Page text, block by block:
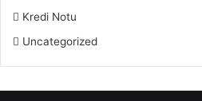
Kredi Notu
Uncategorized